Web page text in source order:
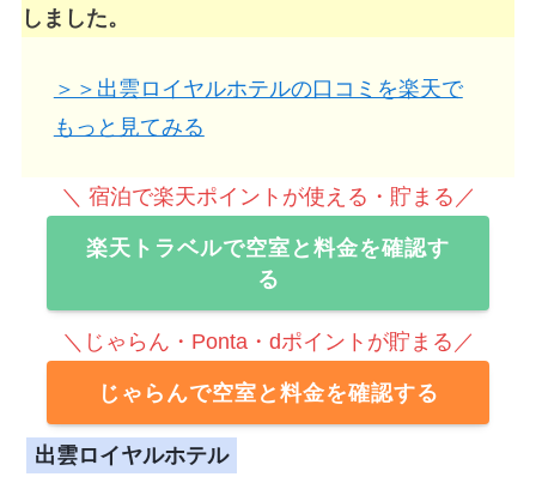
しました。
＞＞出雲ロイヤルホテルの口コミを楽天で
もっと見てみる
＼ 宿泊で楽天ポイントが使える・貯まる／
楽天トラベルで空室と料金を確認す
る
＼じゃらん・Ponta・dポイントが貯まる／
じゃらんで空室と料金を確認する
出雲ロイヤルホテル